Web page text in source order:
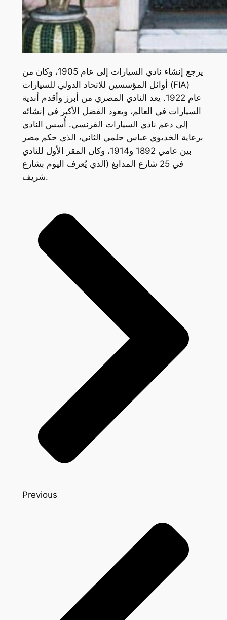
يرجع إنشاء نادي السيارات إلى عام 1905، وكان من
أوائل المؤسسين للاتحاد الدولي للسيارات (FIA)
عام 1922. يعد النادي المصري من أبرز وأقدم أندية
السيارات في العالم، ويعود الفضل الأكبر في إنشائه
إلى دعم نادي السيارات الفرنسي. أُسس النادي
برعاية الخديوي عباس حلمي الثاني، الذي حكم مصر
بين عامي 1892 و1914، وكان المقر الأول للنادي
في 25 شارع المدابغ (الذي يُعرف اليوم بشارع
شريف.
Previous